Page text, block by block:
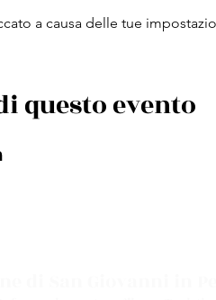
a causa delle tue
questo evento